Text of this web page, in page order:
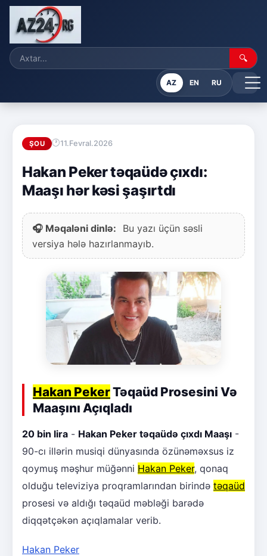
🔍
AZ EN RU
ŞOU 11.Fevral.2026
Hakan Peker təqaüdə çıxdı:
Maaşı hər kəsi şaşırtdı
🎧 Məqaləni dinlə:
Bu yazı üçün səsli
versiya hələ hazırlanmayıb.
Hakan PekerTəqaüd Prosesini Və
Maaşını Açıqladı
20 bin lira - Hakan Peker təqaüdə çıxdı Maaşı -
90-cı illərin musiqi dünyasında özünəməxsus iz
qoymuş məşhur müğənni Hakan Peker, qonaq
olduğu televiziya proqramlarından birində təqaüd
prosesi və aldığı təqaüd məbləği barədə
diqqətçəkən açıqlamalar verib.
Hakan Peker